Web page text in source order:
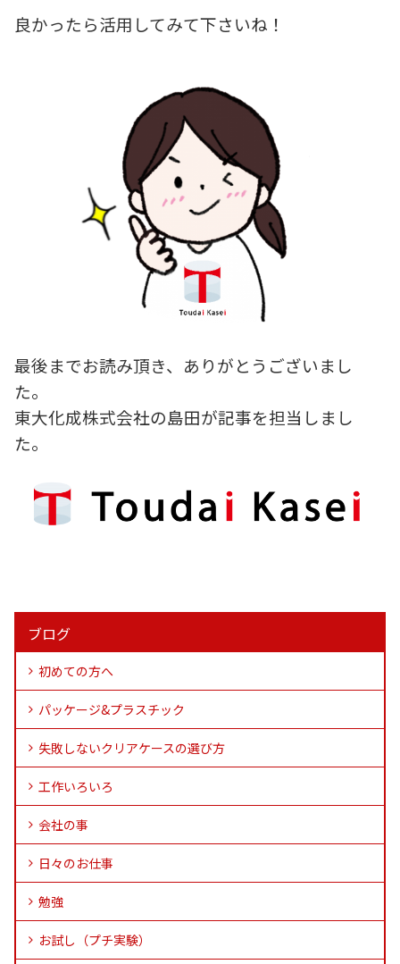
良かったら活用してみて下さいね！
最後までお読み頂き、ありがとうございまし
た。
東大化成株式会社の島田が記事を担当しまし
た。
ブログ
初めての方へ
パッケージ&プラスチック
失敗しないクリアケースの選び方
工作いろいろ
会社の事
日々のお仕事
勉強
お試し（プチ実験）